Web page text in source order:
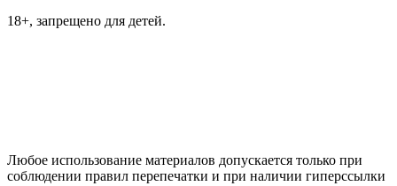
18+, запрещено для детей.
Любое использование материалов допускается только при
соблюдении правил перепечатки и при наличии гиперссылки